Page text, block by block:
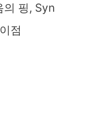
의 핑, Syn
점